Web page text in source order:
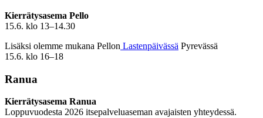
Kierrätysasema Pello
15.6. klo 13–14.30
Lisäksi olemme mukana Pellon Lastenpäivässä Pyrevässä
15.6. klo 16–18
Ranua
Kierrätysasema Ranua
Loppuvuodesta 2026 itsepalveluaseman avajaisten yhteydessä.